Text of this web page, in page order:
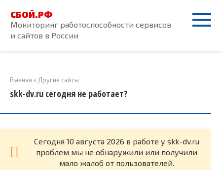
контенту
СБОЙ.РФ
Мониторинг работоспособности сервисов
и сайтов в России
Главная » Другие сайты
skk-dv.ru сегодня не работает?
Cегодня 10 августа 2026 в работе у skk-dv.ru
проблем мы не обнаружили или получили
мало жалоб от пользователей.